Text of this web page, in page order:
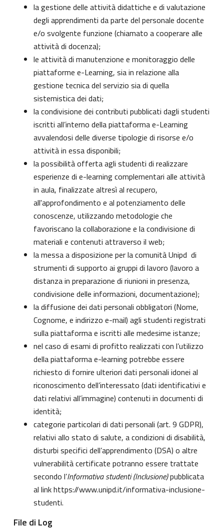
la gestione delle attività didattiche e di valutazione
degli apprendimenti da parte del personale docente
e/o svolgente funzione (chiamato a cooperare alle
attività di docenza);
le attività di manutenzione e monitoraggio delle
piattaforme e-Learning, sia in relazione alla
gestione tecnica del servizio sia di quella
sistemistica dei dati;
la condivisione dei contributi pubblicati dagli studenti
iscritti all’interno della piattaforma e-Learning
avvalendosi delle diverse tipologie di risorse e/o
attività in essa disponibili;
la possibilità offerta agli studenti di realizzare
esperienze di e-learning complementari alle attività
in aula, finalizzate altresì al recupero,
all'approfondimento e al potenziamento delle
conoscenze, utilizzando metodologie che
favoriscano la collaborazione e la condivisione di
materiali e contenuti attraverso il web;
la messa a disposizione per la comunità Unipd di
strumenti di supporto ai gruppi di lavoro (lavoro a
distanza in preparazione di riunioni in presenza,
condivisione delle informazioni, documentazione);
la diffusione dei dati personali obbligatori (Nome,
Cognome, e indirizzo e-mail) agli studenti registrati
sulla piattaforma e iscritti alle medesime istanze;
nel caso di esami di profitto realizzati con l’utilizzo
della piattaforma e-learning potrebbe essere
richiesto di fornire ulteriori dati personali idonei al
riconoscimento dell’interessato (dati identificativi e
dati relativi all’immagine) contenuti in documenti di
identità;
categorie particolari di dati personali (art. 9 GDPR),
relativi allo stato di salute, a condizioni di disabilità,
disturbi specifici dell’apprendimento (DSA) o altre
vulnerabilità certificate potranno essere trattate
secondo l’Informativa studenti (Inclusione)pubblicata
al linkhttps://www.unipd.it/informativa-inclusione-
studenti.
File di Log